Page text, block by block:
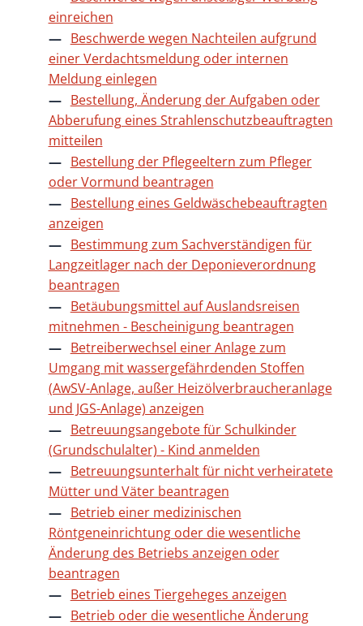
einreichen
Beschwerde wegen Nachteilen aufgrund
einer Verdachtsmeldung oder internen
Meldung einlegen
Bestellung, Änderung der Aufgaben oder
Abberufung eines Strahlenschutzbeauftragten
mitteilen
Bestellung der Pflegeeltern zum Pfleger
oder Vormund beantragen
Bestellung eines Geldwäschebeauftragten
anzeigen
Bestimmung zum Sachverständigen für
Langzeitlager nach der Deponieverordnung
beantragen
Betäubungsmittel auf Auslandsreisen
mitnehmen - Bescheinigung beantragen
Betreiberwechsel einer Anlage zum
Umgang mit wassergefährdenden Stoffen
(AwSV-Anlage, außer Heizölverbraucheranlage
und JGS-Anlage) anzeigen
Betreuungsangebote für Schulkinder
(Grundschulalter) - Kind anmelden
Betreuungsunterhalt für nicht verheiratete
Mütter und Väter beantragen
Betrieb einer medizinischen
Röntgeneinrichtung oder die wesentliche
Änderung des Betriebs anzeigen oder
beantragen
Betrieb eines Tiergeheges anzeigen
Betrieb oder die wesentliche Änderung